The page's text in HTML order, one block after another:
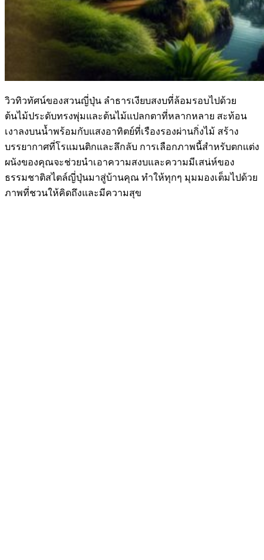
วิวทิวทัศน์ของสวนญี่ปุ่น ลำธารเงียบสงบที่ล้อมรอบไปด้วย
ต้นไม้ประดับทรงพุ่มและต้นไม้แปลกตาที่หลากหลาย สะท้อน
เงาลงบนน้ำพร้อมกับแสงอาทิตย์ที่เรืองรองผ่านกิ่งไม้ สร้าง
บรรยากาศที่โรแมนติกและลึกลับ การเลือกภาพนี้สำหรับตกแต่ง
ผนังของคุณจะช่วยนำเอาความสงบและความมีเสน่ห์ของ
ธรรมชาติสไตล์ญี่ปุ่นมาสู่บ้านคุณ ทำให้ทุกๆ มุมมองเต็มไปด้วย
ภาพที่ชวนให้คิดถึงและมีความสุข